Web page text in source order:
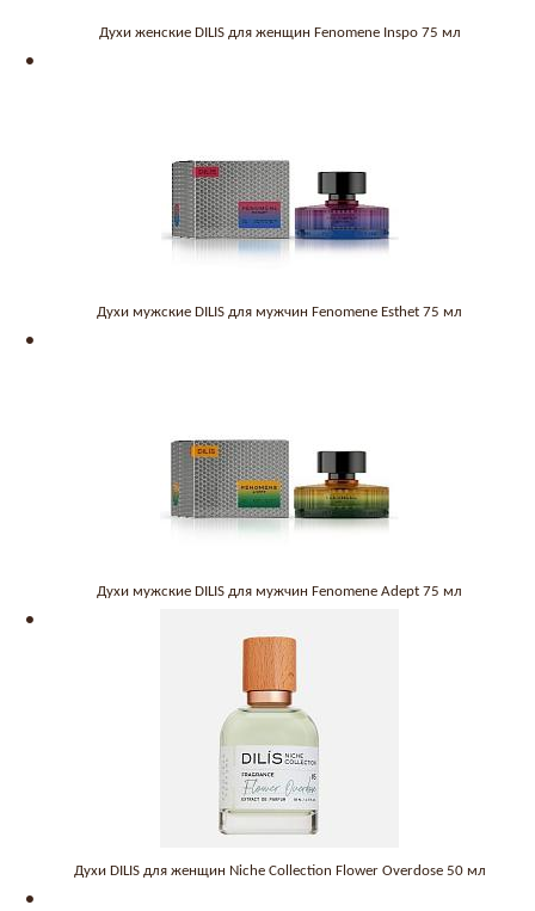
Духи женские DILIS для женщин Fenomene Inspo 75 мл
Духи мужские DILIS для мужчин Fenomene Esthet 75 мл
Духи мужские DILIS для мужчин Fenomene Adept 75 мл
Духи DILIS для женщин Niche Collection Flower Overdose 50 мл